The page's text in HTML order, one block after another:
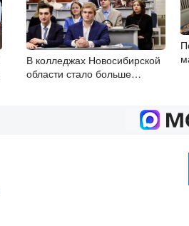
В колледжах Новосибирской
области стало больше